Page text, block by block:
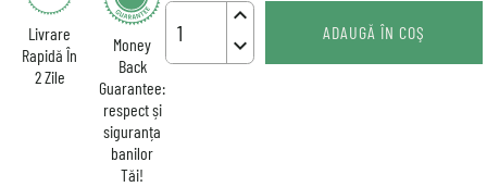
Livrare
Rapidă În
2 Zile
Money
Back
Guarantee:
respect și
siguranța
banilor
Tăi!
keyboard_arrow_up
keyboard_arrow_down
ADAUGĂ ÎN COŞ